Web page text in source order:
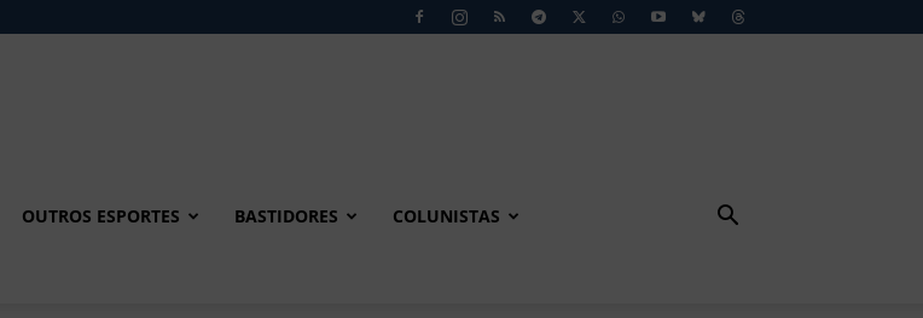
OUTROS ESPORTES BASTIDORES COLUNISTAS